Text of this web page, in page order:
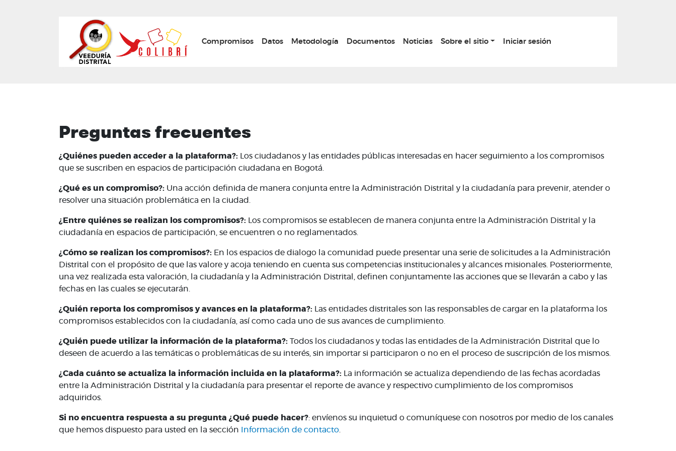
principal
Main navigation
Compromisos Datos Metodología Documentos Noticias Sobre el sitio Iniciar sesión
Preguntas frecuentes
¿Quiénes pueden acceder a la plataforma?: Los ciudadanos y las entidades públicas interesadas en hacer seguimiento a los compromisos
que se suscriben en espacios de participación ciudadana en Bogotá.
¿Qué es un compromiso?: Una acción definida de manera conjunta entre la Administración Distrital y la ciudadanía para prevenir, atender o
resolver una situación problemática en la ciudad.
¿Entre quiénes se realizan los compromisos?:
Los compromisos se establecen de manera conjunta entre la Administración Distrital y la
ciudadanía en espacios de participación, se encuentren o no reglamentados.
¿Cómo se realizan los compromisos?: En los espacios de dialogo la comunidad puede presentar una serie de solicitudes a la Administración
Distrital con el propósito de que las valore y acoja teniendo en cuenta sus competencias institucionales y alcances misionales. Posteriormente,
una vez realizada esta valoración, la ciudadanía y la Administración Distrital, definen conjuntamente las acciones que se llevarán a cabo y las
fechas en las cuales se ejecutarán.
¿Quién reporta los compromisos y avances en la plataforma?: Las entidades distritales son las responsables de cargar en la plataforma los
compromisos establecidos con la ciudadanía, así como cada uno de sus avances de cumplimiento.
¿Quién puede utilizar la información de la plataforma?: Todos los ciudadanos y todas las entidades de la Administración Distrital que lo
deseen de acuerdo a las temáticas o problemáticas de su interés, sin importar si participaron o no en el proceso de suscripción de los mismos.
¿Cada cuánto se actualiza la información incluida en la plataforma?: La información se actualiza dependiendo de las fechas acordadas
entre la Administración Distrital y la ciudadanía para presentar el reporte de avance y respectivo cumplimiento de los compromisos
adquiridos.
Si no encuentra respuesta a su pregunta ¿Qué puede hacer?: envíenos su inquietud o comuníquese con nosotros por medio de los canales
que hemos dispuesto para usted en la sección
Información de contacto